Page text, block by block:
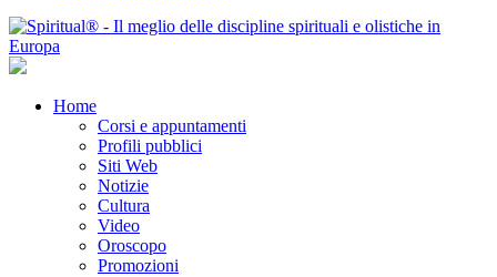
Home
Corsi e appuntamenti
Profili pubblici
Siti Web
Notizie
Cultura
Video
Oroscopo
Promozioni